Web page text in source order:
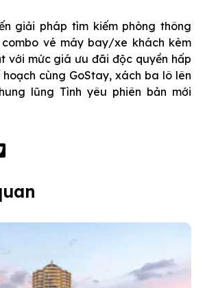
giải pháp tìm kiếm phòng thông
vé máy bay/xe khách kèm
với mức giá ưu đãi độc quyền hấp
hoạch cùng GoStay, xách ba lô lên
lũng Tình yêu phiên bản mới